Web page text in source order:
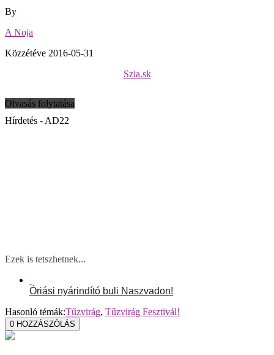
By
A Noja
Közzétéve 2016-05-31
Szia.sk
Olvasás folytatása
Hírdetés - AD22
Ezek is tetszhetnek...
Óriási nyárindító buli Naszvadon!
Hasonló témák:Tűzvirág, Tűzvirág Fesztivál!
0 HOZZÁSZÓLÁS